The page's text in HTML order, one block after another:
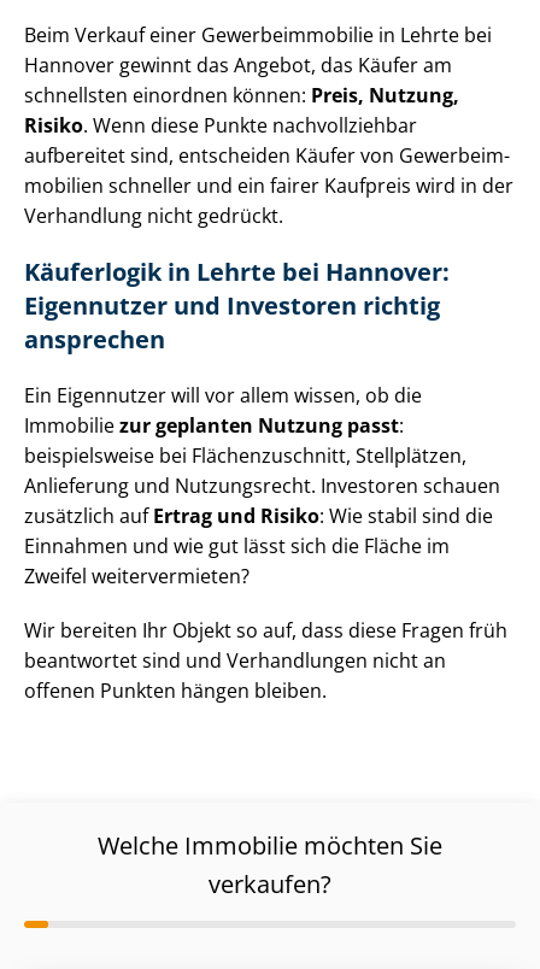
Beim Verkauf einer Ge­wer­be­im­mo­bi­lie in Lehrte bei
Hannover gewinnt das Angebot, das Käufer am
schnellsten einordnen können: Preis, Nutzung,
Risiko. Wenn diese Punkte nachvollziehbar
aufbereitet sind, entscheiden Käufer von Ge­wer­be­im­
mo­bi­li­en schneller und ein fairer Kaufpreis wird in der
Verhandlung nicht gedrückt.
Käuferlogik in Lehrte bei Hannover:
Eigennutzer und Investoren richtig
ansprechen
Ein Eigennutzer will vor allem wissen, ob die
Immobiliezur geplanten Nutzung passt:
beispielsweise bei Flä­chen­zu­schnitt, Stellplätzen,
Anlieferung und Nutzungsrecht. Investoren schauen
zusätzlich aufErtrag und Risiko: Wie stabil sind die
Einnahmen und wie gut lässt sich die Fläche im
Zweifel weitervermieten?
Wir bereiten Ihr Objekt so auf, dass diese Fragen früh
beantwortet sind und Verhandlungen nicht an
offenen Punkten hängen bleiben.
Welche Immobilie möchten Sie
verkaufen?